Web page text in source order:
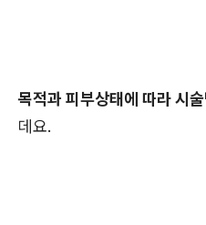
목적과 피부상태에 따라 시
데요.